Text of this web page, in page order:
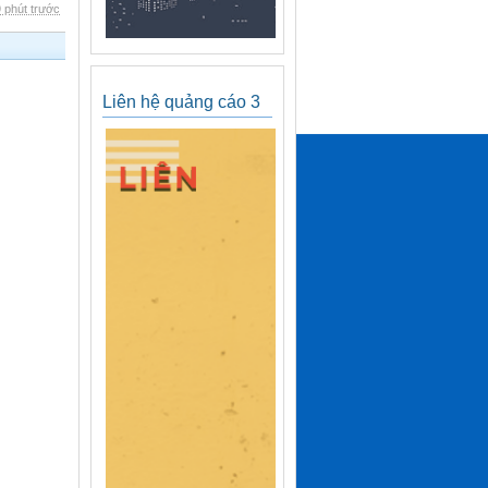
phút trước
Liên hệ quảng cáo 3